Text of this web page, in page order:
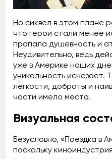
Но сиквел в этом плане
что герои стали менее
пропала душевность и
Неудивительно, ведь
уже в Америке наших
уникальность исчезает.
лёгкости, доброты и
части имело место.
Визуальная
Безусловно, «Поездка в
поскольку